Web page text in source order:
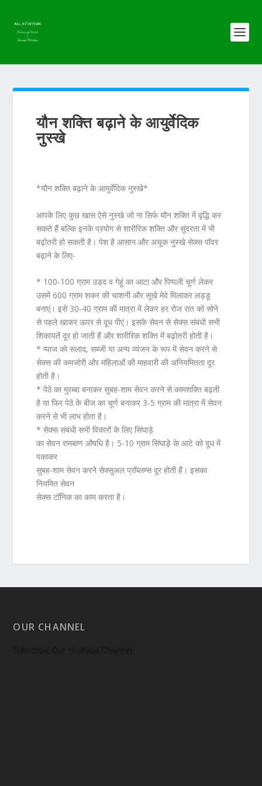
यौन शक्ति बढ़ाने के आयुर्वेदिक
नुस्खे
*यौन शक्ति बढ़ाने के आयुर्वेदिक नुस्खे*
आपके लिए कुछ खास ऐसे नुस्खे जो ना सिर्फ यौन शक्ति में वृद्धि कर
सकते हैं बल्कि इनके प्रयोग से शारीरिक शक्ति और सुंदरता में भी
बढ़ोतरी हो सकती है। पेश है आसान और अचूक नुस्खे सेक्स पॉवर
बढ़ाने के लिए-
* 100-100 ग्राम उड़द व गेहूं का आटा और पिप्पली चूर्ण लेकर
उसमें 600 ग्राम शकर की चाशनी और सूखे मेवे मिलाकर लड्डू
बनाएं। इसे 30-40 ग्राम की मात्रा में लेकर हर रोज रात को सोने
से पहले खाकर ऊपर से दूध पीएं। इसके सेवन से सेक्स संबंधी सभी
शिकायतें दूर हो जाती हैं और शारीरिक शक्तिमें बढ़ोतरी होती है।
* प्याज को सलाद, सब्जी या अन्य व्यंजन के रूप में सेवन करने से
सेक्स की कमजोरी औरमहिलाओं की माहवारी की अनियमितता दूर
होती है।
* पेठे का मुरब्बा बनाकर सुबह-शाम सेवन करने सेकामशक्ति बढ़ती
हैया फिर पेठे के बीज का चूर्ण बनाकर 3-5 ग्राम की मात्रा में सेवन
करने से भी लाभ होता है।
*सेक्स संबंधी सभी विकारोंके लिए सिंघाड़े
का सेवन रामबाण औषधि है। 5-10 ग्राम सिंघाड़े के आटे को दूध में
पकाकर
सुबह-शाम सेवन करने सेक्सुअल प्रॉब्लम्स दूर होती हैं। इसका
नियमित सेवन
सेक्स टॉनिक का काम करता है।
OUR CHANNEL